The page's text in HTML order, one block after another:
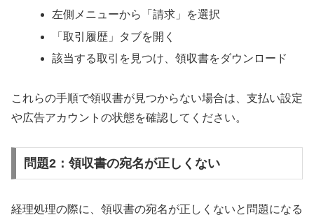
左側メニューから「請求」を選択
「取引履歴」タブを開く
該当する取引を見つけ、領収書をダウンロード
これらの手順で領収書が見つからない場合は、支払い設定
や広告アカウントの状態を確認してください。
問題2：領収書の宛名が正しくない
経理処理の際に、領収書の宛名が正しくないと問題になる